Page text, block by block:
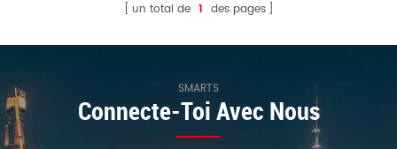
un total de 1 des pages
SMARTS
Connecte-Toi Avec Nous